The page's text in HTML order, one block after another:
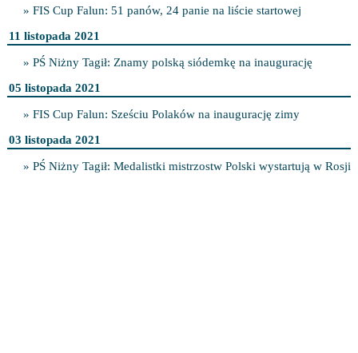
» FIS Cup Falun: 51 panów, 24 panie na liście startowej
11 listopada 2021
» PŚ Niżny Tagił: Znamy polską siódemkę na inaugurację
05 listopada 2021
» FIS Cup Falun: Sześciu Polaków na inaugurację zimy
03 listopada 2021
» PŚ Niżny Tagił: Medalistki mistrzostw Polski wystartują w Rosji